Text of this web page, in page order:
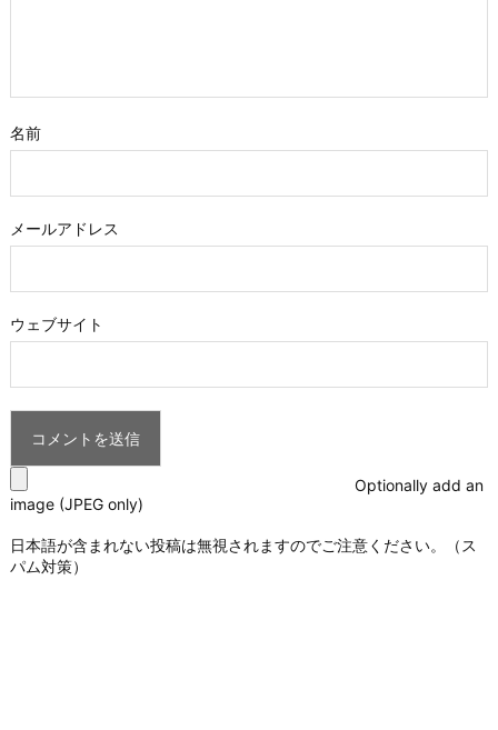
名前
メールアドレス
ウェブサイト
Optionally add an
image (JPEG only)
日本語が含まれない投稿は無視されますのでご注意ください。（ス
パム対策）